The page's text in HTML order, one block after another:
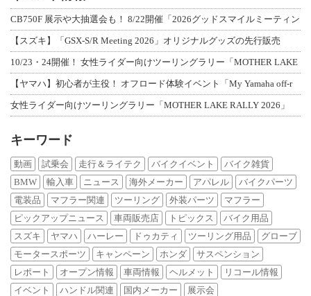
CB750F 展示や大抽選会も！ 8/22開催「2026グッドスマイルミーティン
【スズキ】「GSX-S/R Meeting 2026」オリジナルグッズの先行販売
10/23・24開催！ 女性ライダー向けツーリングラリー「MOTHER LAKE
【ヤマハ】初心者が主役！ オフロード体験イベント「My Yamaha off-r
女性ライダー向けツーリングラリー「MOTHER LAKE RALLY 2026」
キーワード
動画 試乗会 走行＆ライテク バイクイベント
バイク雑貨
BMW
輸入車 ニュース 海外メーカー アパレル
バイクパーツ
電装品
マフラー関連 ツーリング 外装パーツ
マフラー
ピックアップニュース
車両販売店 トピックス
バイク用品
スズキ
ヤマハ ハーレー ドゥカティ ツーリング用品
グローブ
モータースポーツ
キャンペーン ホンダ
サスペンション
レポート
オープン情報 車両情報 ヘルメット
リコール情報
イベント
ハンドル関連 国内メーカー 展示会